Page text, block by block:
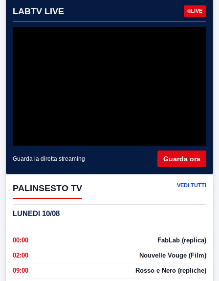
LABTV LIVE LIVE
Guarda la diretta streaming Guarda ora
PALINSESTO TV VEDI TUTTI
LUNEDI 10/08
00:00 FabLab (replica)
02:00 Nouvelle Vouge (Film)
09:00 Rosso e Nero (repliche)